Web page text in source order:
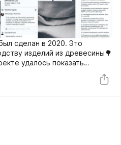
сделан в 2020. Это
изделий из древесины🌳
удалось показать